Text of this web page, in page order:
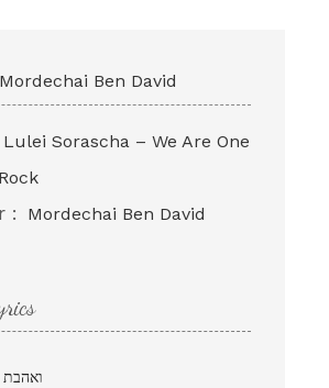
Mordechai Ben David
Lulei Sorascha – We Are One
Rock
: Mordechai Ben David
Veohavta – ואהבת